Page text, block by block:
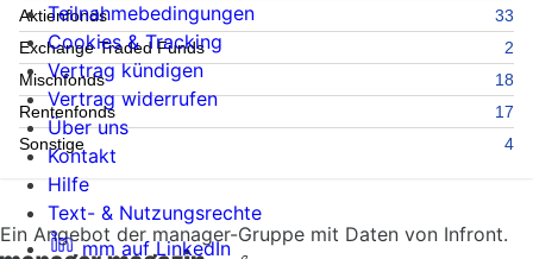
Aktienfonds
33
Exchange Traded Funds
2
Mischfonds
18
Rentenfonds
17
Sonstige
4
Ein Angebot der manager-Gruppe mit Daten von Infront.
Teilnahmebedingungen
Cookies & Tracking
Vertrag kündigen
Vertrag widerrufen
Über uns
Kontakt
Hilfe
Text- & Nutzungsrechte
mm auf LinkedIn